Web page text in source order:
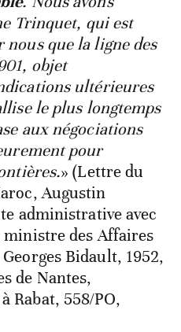
Trinquet, qui est
nous que la ligne des
objet
ultérieures
le plus longtemps
aux négociations
pour
» (Lettre du
Augustin
administrative avec
ministre des Affaires
Bidault, 1952,
de Nantes,
Rabat, 558/PO,